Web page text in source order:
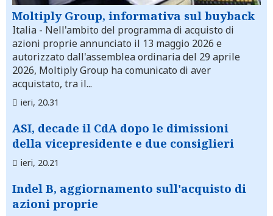
Moltiply Group, informativa sul buyback
Italia - Nell'ambito del programma di acquisto di
azioni proprie annunciato il 13 maggio 2026 e
autorizzato dall'assemblea ordinaria del 29 aprile
2026, Moltiply Group ha comunicato di aver
acquistato, tra il...
ieri, 20.31
ASI, decade il CdA dopo le dimissioni
della vicepresidente e due consiglieri
ieri, 20.21
Indel B, aggiornamento sull'acquisto di
azioni proprie